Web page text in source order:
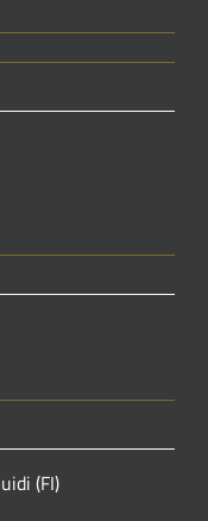
(FI)